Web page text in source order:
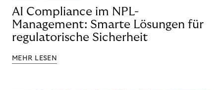
AI Compliance im NPL-
Management: Smarte Lösungen für
regulatorische Sicherheit
MEHR LESEN